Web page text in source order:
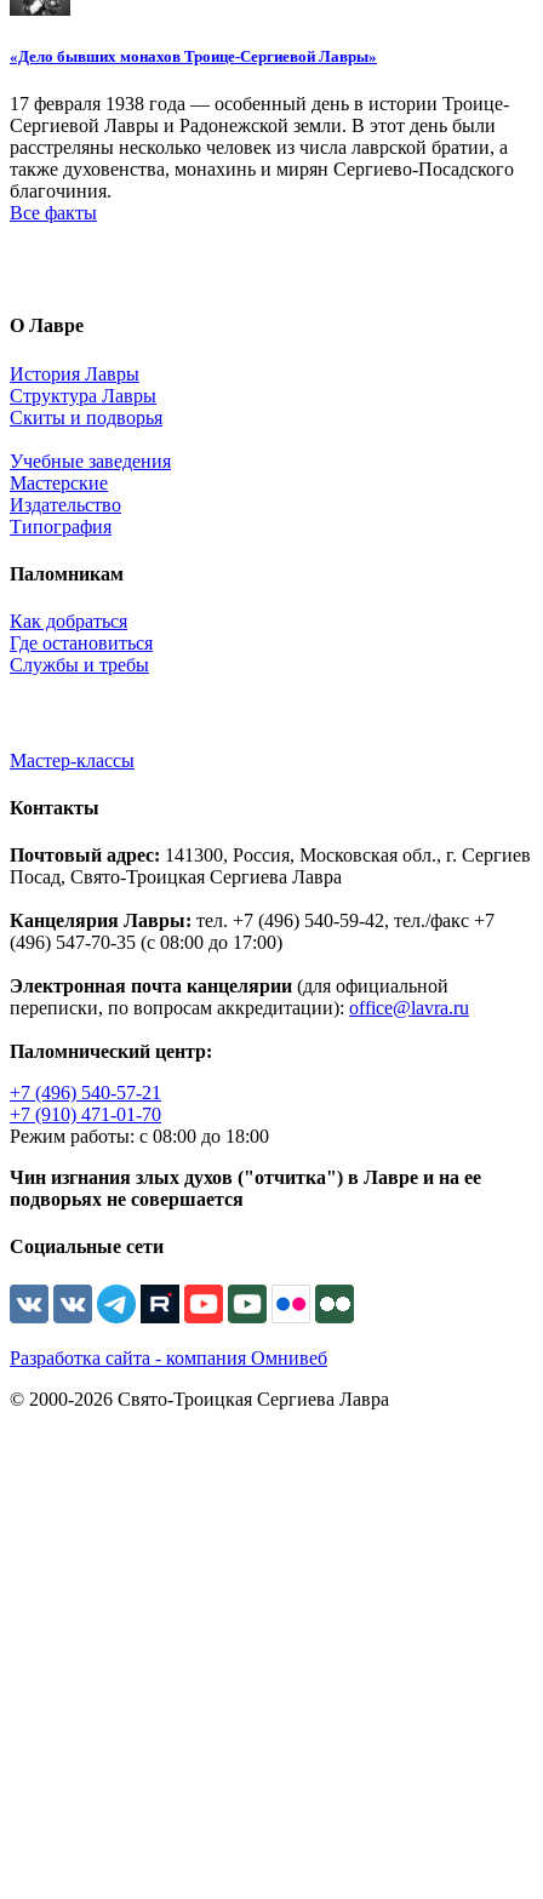
«Дело бывших монахов Троице-Сергиевой Лавры»
17 февраля 1938 года — особенный день в истории Троице-
Сергиевой Лавры и Радонежской земли. В этот день были
расстреляны несколько человек из числа лаврской братии, а
также духовенства, монахинь и мирян Сергиево-Посадского
благочиния.
Все факты
О Лавре
История Лавры
Структура Лавры
Скиты и подворья
Учебные заведения
Мастерские
Издательство
Типография
Паломникам
Как добраться
Где остановиться
Службы и требы
Мастер-классы
Контакты
Почтовый адрес: 141300, Россия, Московская обл., г. Сергиев
Посад, Свято-Троицкая Сергиева Лавра
Канцелярия Лавры: тел. +7 (496) 540-59-42, тел./факс +7
(496) 547-70-35 (с 08:00 до 17:00)
Электронная почта канцелярии (для официальной
переписки, по вопросам аккредитации): office@lavra.ru
Паломнический центр:
+7 (496) 540-57-21
+7 (910) 471-01-70
Режим работы: с 08:00 до 18:00
Чин изгнания злых духов ("отчитка") в Лавре и на ее
подворьях не совершается
Социальные сети
Разработка сайта - компания Омнивеб
© 2000-2026 Свято-Троицкая Сергиева Лавра